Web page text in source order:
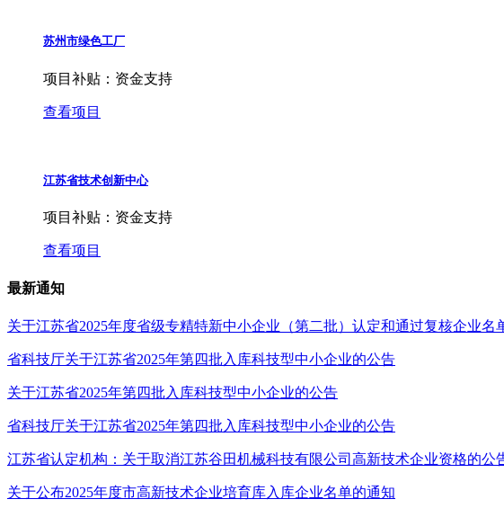
苏州市绿色工厂
项目补贴： 资金支持
查看项目
江苏省技术创新中心
项目补贴： 资金支持
查看项目
最新通知
关于江苏省2025年度省级专精特新中小企业（第二批）认定和通过复核企业名
省科技厅关于江苏省2025年第四批入库科技型中小企业的公告
关于江苏省2025年第四批入库科技型中小企业的公告
省科技厅关于江苏省2025年第四批入库科技型中小企业的公告
江苏省认定机构：关于取消江苏谷田机械科技有限公司高新技术企业资格的公
关于公布2025年度市高新技术企业培育库入库企业名单的通知